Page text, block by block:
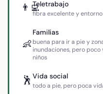
👨‍💻Teletrabajo
fibra excelente y
👶
Familias
buena para ir a pie y
inundaciones, pero
niños
🕺 Vida social
todo a pie, pero poca